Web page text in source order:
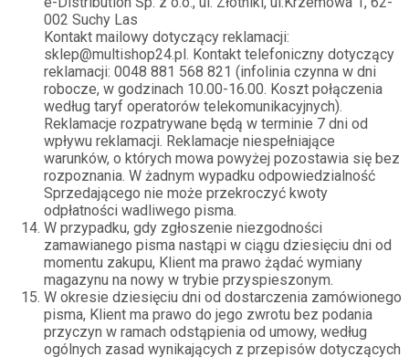
002 Suchy Las
Kontakt mailowy dotyczący reklamacji:
sklep@multishop24.pl. Kontakt telefoniczny dotyczący
reklamacji: 0048 881 568 821 (infolinia czynna w dni
robocze, w godzinach 10.00-16.00. Koszt połączenia
według taryf operatorów telekomunikacyjnych).
Reklamacje rozpatrywane będą w terminie 7 dni od
wpływu reklamacji. Reklamacje niespełniające
warunków, o których mowa powyżej pozostawia się bez
rozpoznania. W żadnym wypadku odpowiedzialność
Sprzedającego nie może przekroczyć kwoty
odpłatności wadliwego pisma.
W przypadku, gdy zgłoszenie niezgodności
zamawianego pisma nastąpi w ciągu dziesięciu dni od
momentu zakupu, Klient ma prawo żądać wymiany
magazynu na nowy w trybie przyspieszonym.
W okresie dziesięciu dni od dostarczenia zamówionego
pisma, Klient ma prawo do jego zwrotu bez podania
przyczyn w ramach odstąpienia od umowy, według
ogólnych zasad wynikających z przepisów dotyczących